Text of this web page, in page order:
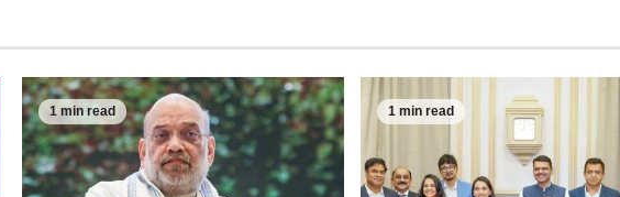
1 min read 1 min read